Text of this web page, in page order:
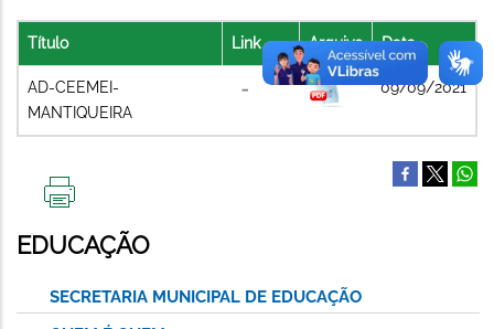
Título Link Arquivo Data
AD-CEEMEI-
MANTIQUEIRA
09/09/2021
ESTA
PÁGINA
EDUCAÇÃO
SECRETARIA MUNICIPAL DE EDUCAÇÃO